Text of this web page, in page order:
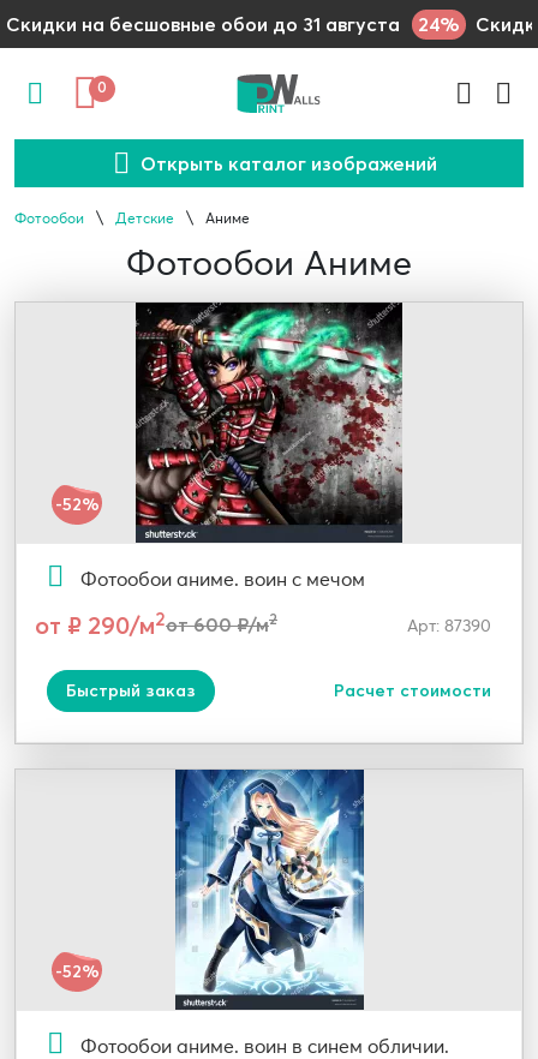
Скидки на бесшовные обои до 31 августа 24%
0
Открыть каталог изображений
Фотообои Детские Аниме
Фотообои Аниме
-52%
Фотообои аниме. воин с мечом
от ₽ 290/м2от 600 ₽/м2 Арт: 87390
Быстрый заказ Расчет стоимости
-52%
Фотообои аниме. воин в синем обличии.